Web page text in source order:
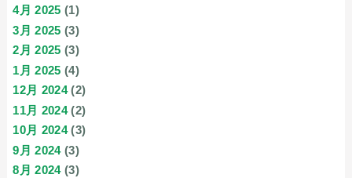
4月 2025 (1)
3月 2025 (3)
2月 2025 (3)
1月 2025 (4)
12月 2024(2)
11月 2024(2)
10月 2024(3)
9月 2024(3)
8月 2024(3)